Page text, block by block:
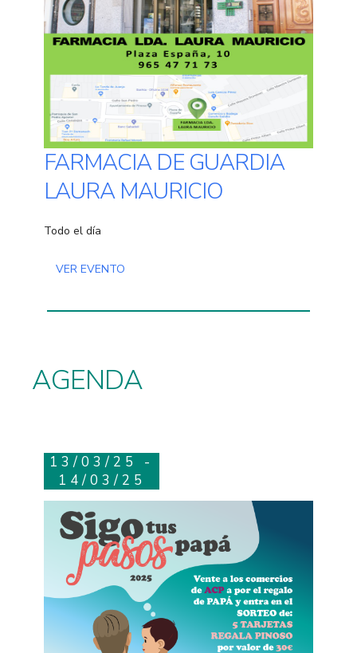
FARMACIA DE GUARDIA
LAURA MAURICIO
Todo el día
VER EVENTO
AGENDA
13/03/25 -
14/03/25